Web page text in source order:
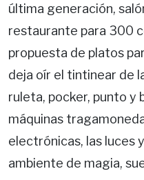
última generación,
restaurante para 300
propuesta de platos
deja oír el tintinear de
ruleta, pocker, punto y
máquinas
electrónicas, las luces
ambiente de magia,